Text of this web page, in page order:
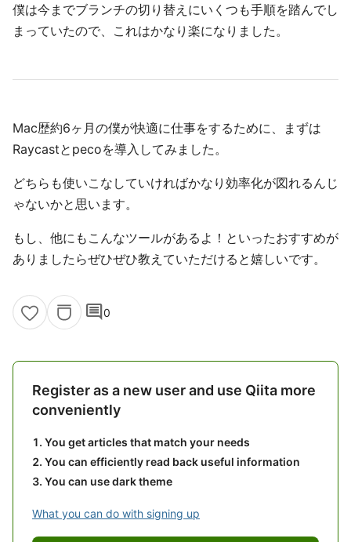
僕は今までブランチの切り替えにいくつも手順を踏んでし
まっていたので、これはかなり楽になりました。
Mac歴約6ヶ月の僕が快適に仕事をするために、まずは
Raycastとpecoを導入してみました。
どちらも使いこなしていければかなり効率化が図れるんじ
ゃないかと思います。
もし、他にもこんなツールがあるよ！といったおすすめが
ありましたらぜひぜひ教えていただけると嬉しいです。
comment0
Register as a new user and use Qiita more
conveniently
You get articles that match your needs
You can efficiently read back useful information
You can use dark theme
What you can do with signing up